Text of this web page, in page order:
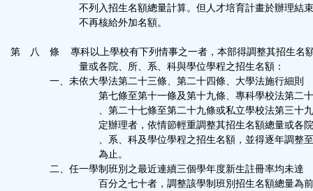
不列入招生名額總量計算。但人才培育計畫於辦理結束
不再核給外加名額。
第 八 條 專科以上學校有下列情事之一者，本部得調整其招生名
量或各院、所、系、科與學位學程之招生名額：
一、未依大學法第二十三條、第二十四條、大學法施行細則
第七條至第十一條及第十九條、專科學校法第二十
、第二十七條至第二十九條或私立學校法第三十九
定辦理者，依情節輕重調整其招生名額總量或各院
、系、科及學位學程之招生名額，並得逐年調整至
為止。
二、任一學制班別之最近連續三個學年度新生註冊率均未達
百分之七十者，調整該學制班別招生名額總量為前